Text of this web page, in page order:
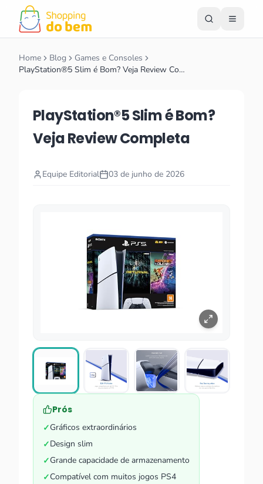
Home Blog
Games e Consoles
PlayStation®5 Slim é Bom? Veja Review Co…
PlayStation®5 Slim é Bom?
Veja Review Completa
Equipe Editorial 03 de junho de 2026
Prós
✓Gráficos extraordinários
✓Design slim
✓Grande capacidade de armazenamento
✓Compatível com muitos jogos PS4